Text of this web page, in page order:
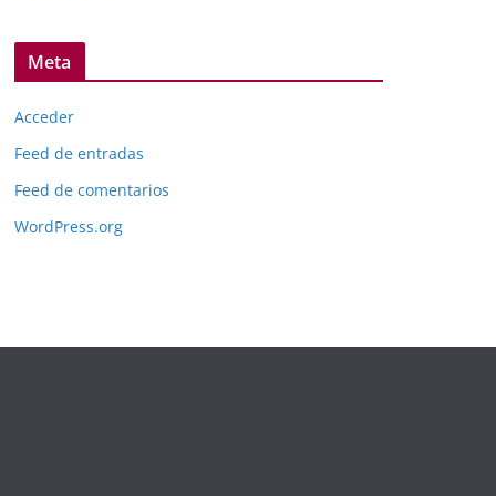
Meta
Acceder
Feed de entradas
Feed de comentarios
WordPress.org